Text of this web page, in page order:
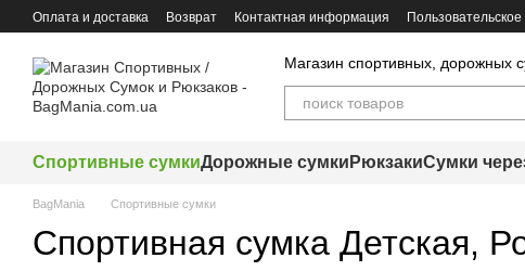
Перейти к основному контенту
Оплата и доставка Возврат Контактная информация
Магазин спортивных, дорожных
Спортивные сумкиДорожные сумки РюкзакиСумки
BagMania Спортивные сумки
Спортивная сумка Детская,